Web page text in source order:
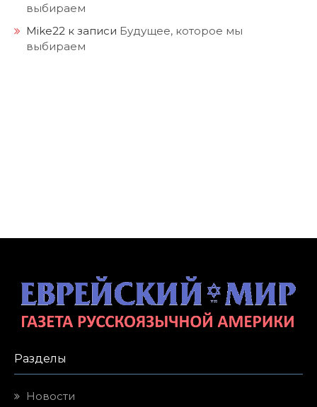
выбираем
Mike22 к записи Будущее, которое мы
выбираем
Разделы
Новости